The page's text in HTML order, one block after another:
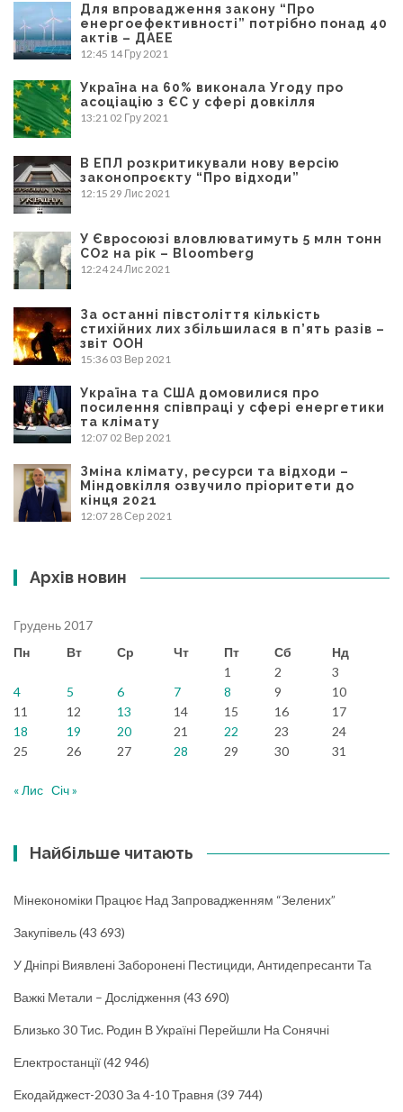
Для впровадження закону “Про
енергоефективності” потрібно понад 40
актів – ДАЕЕ
12:45 14 Гру 2021
Україна на 60% виконала Угоду про
асоціацію з ЄС у сфері довкілля
13:21 02 Гру 2021
В ЕПЛ розкритикували нову версію
законопроєкту “Про відходи”
12:15 29 Лис 2021
У Євросоюзі вловлюватимуть 5 млн тонн
CO2 на рік – Bloomberg
12:24 24 Лис 2021
За останні півстоліття кількість
стихійних лих збільшилася в п’ять разів –
звіт ООН
15:36 03 Вер 2021
Україна та США домовилися про
посилення співпраці у сфері енергетики
та клімату
12:07 02 Вер 2021
Зміна клімату, ресурси та відходи –
Міндовкілля озвучило пріоритети до
кінця 2021
12:07 28 Сер 2021
Архів новин
Грудень 2017
Пн
Вт Ср Чт Пт Сб
Нд
1
2
3
4
5 6 7 8 9
10
11
12 13 14 15 16
17
18
19 20 21 22 23
24
25
26 27 28 29 30 31
« Лис Січ »
Найбільше читають
Мінекономіки Працює Над Запровадженням “зелених”
Закупівель(43 693)
У Дніпрі Виявлені Заборонені Пестициди, Антидепресанти Та
Важкі Метали – Дослідження (43 690)
Близько 30 Тис. Родин В Україні Перейшли На Сонячні
Електростанції(42 946)
Екодайджест-2030 За 4-10 Травня (39 744)